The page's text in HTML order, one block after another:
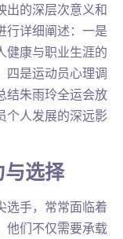
出的深层次意义和
行详细阐述：一是
健康与职业生涯的
四是运动员心理调
结朱雨玲全运会放
个人发展的深远影
与选择
选手，常常面临着
他们不仅需要承载